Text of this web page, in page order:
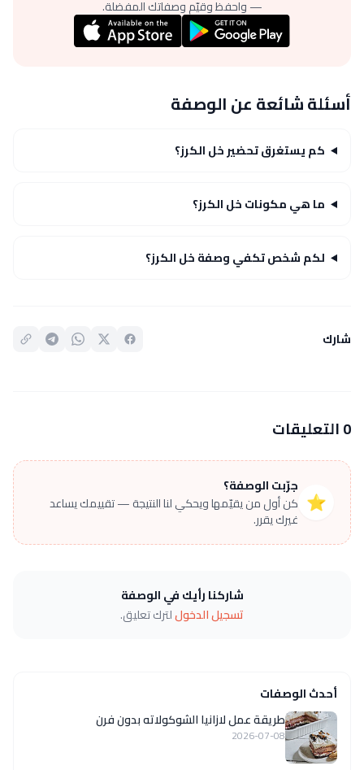
— واحفظ وقيّم وصفاتك المفضلة.
أسئلة شائعة عن الوصفة
كم يستغرق تحضير خل الكرز؟
ما هي مكونات خل الكرز؟
لكم شخص تكفي وصفة خل الكرز؟
شارك
0 التعليقات
⭐
جرّبت الوصفة؟
كن أول من يقيّمها ويحكي لنا النتيجة — تقييمك يساعد
غيرك يقرر.
شاركنا رأيك في الوصفة
تسجيل الدخوللترك تعليق.
أحدث الوصفات
طريقة عمل لازانيا الشوكولاته بدون فرن
2026-07-08